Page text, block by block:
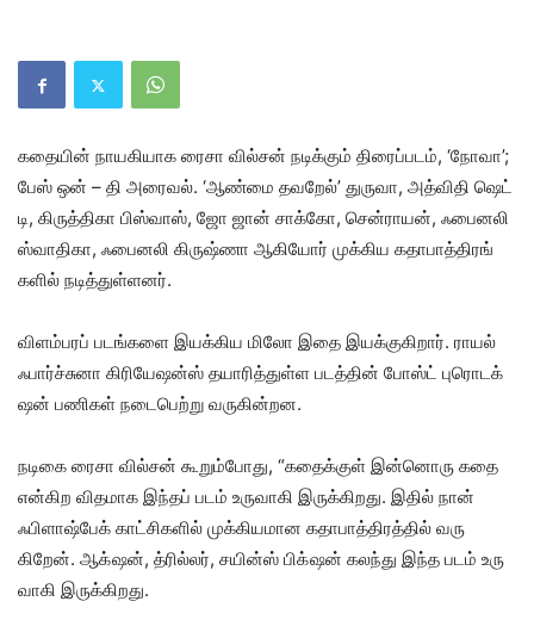
கதை​யின் நாயகி​யாக ரைசா வில்​சன் நடிக்​கும் திரைப்​படம், ‘நோவா’;
பேஸ் ஒன் – தி அரைவல். ‘ஆண்மை தவறேல்’ துரு​வா, அத்விதி ஷெட்​
டி, கிருத்​திகா பிஸ்​வாஸ், ஜோ ஜான் சாக்​கோ, சென்ராயன், ஃபைனலி
ஸ்வா​தி​கா, ஃபைனலி கிருஷ்ணா ஆகியோர் முக்​கிய கதா​பாத்​திரங்​
களில் நடித்​துள்​ளனர்.
விளம்​பரப் படங்​களை இயக்​கிய மிலோ இதை இயக்​கு​கிறார். ராயல்
ஃபார்ச்​சுனா கிரியேஷன்ஸ் தயாரித்​துள்ள படத்​தின் போஸ்ட் புரொடக்
ஷன் பணி​கள் நடை​பெற்று வரு​கின்​றன.
நடிகை ரைசா வில்​சன் கூறும்​போது, “கதைக்​குள் இன்​னொரு கதை
என்​கிற வித​மாக இந்​தப் படம் உரு​வாகி இருக்​கிறது. இதில் நான்
ஃபிளாஷ்பேக் காட்​சிகளில் முக்​கிய​மான கதா​பாத்​திரத்​தில் வரு​
கிறேன். ஆக் ஷன், த்ரில்​லர், சயின்ஸ் பிக் ஷன் கலந்து இந்த படம் உரு​
வாகி இருக்​கிறது.